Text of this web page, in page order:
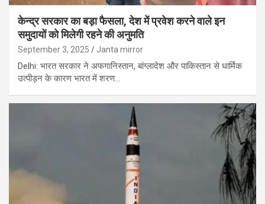
केन्द्र सरकार का बड़ा फैसला, देश में प्रवेश करने वाले इन
समुदायों को मिलेगी रहने की अनुमति
September 3, 2025 Janta mirror
Delhi: भारत सरकार ने अफगानिस्तान, बांग्लादेश और पाकिस्तान से धार्मिक
उत्पीड़न के कारण भारत में शरण…